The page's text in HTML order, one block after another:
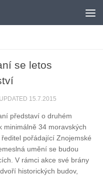
se letos
15.7.2015
představí o druhém
minimálně 34 moravských
pořádající Znojemské
umění se budou
V rámci akce své brány
historických budov,